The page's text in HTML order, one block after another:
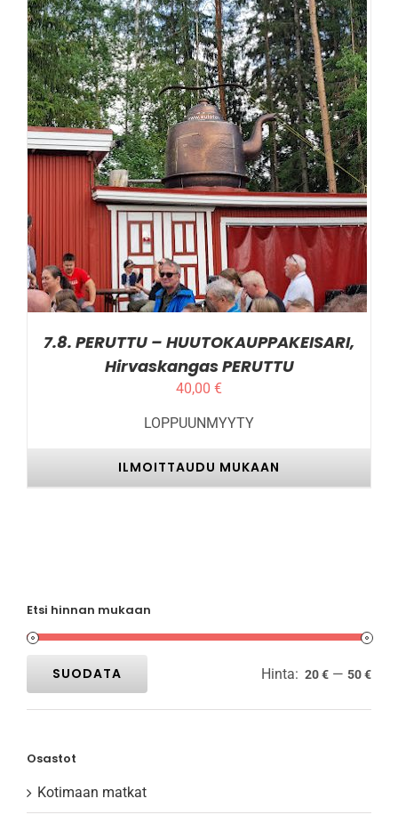
LISÄTIEDOT
7.8. PERUTTU – HUUTOKAUPPAKEISARI,
Hirvaskangas PERUTTU
40,00 €
LOPPUUNMYYTY
ILMOITTAUDU MUKAAN
Etsi hinnan mukaan
Minimihinta
Maksimihinta
SUODATA Hinta: 20 € — 50 €
Osastot
Kotimaan matkat